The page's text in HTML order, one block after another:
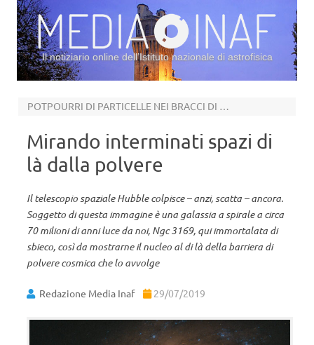
Il notiziario online dell’Istituto nazionale di astrofisica
POTPOURRI DI PARTICELLE NEI BRACCI DI NGC 3169
Mirando interminati spazi di
là dalla polvere
Il telescopio spaziale Hubble colpisce – anzi, scatta – ancora.
Soggetto di questa immagine è una galassia a spirale a circa
70 milioni di anni luce da noi, Ngc 3169, qui immortalata di
sbieco, così da mostrarne il nucleo al di là della barriera di
polvere cosmica che lo avvolge
Redazione Media Inaf 29/07/2019